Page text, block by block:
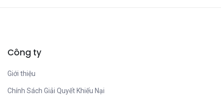
Công ty
Giới thiệu
Chính Sách Giải Quyết Khiếu Nại